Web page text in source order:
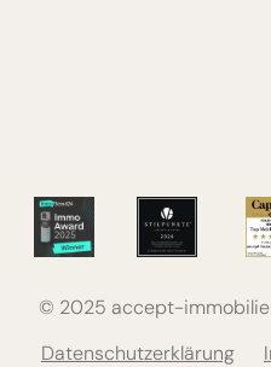
© 2025 accept-
Datenschutzerklärung